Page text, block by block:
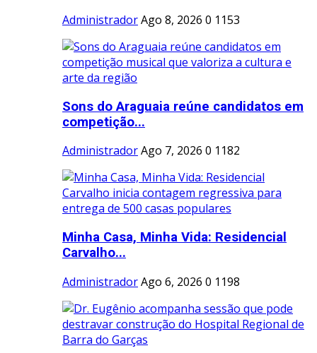
AdministradorAgo 8, 2026 0 1153
Sons do Araguaia reúne candidatos em
competição...
AdministradorAgo 7, 2026 0 1182
Minha Casa, Minha Vida: Residencial
Carvalho...
AdministradorAgo 6, 2026 0 1198